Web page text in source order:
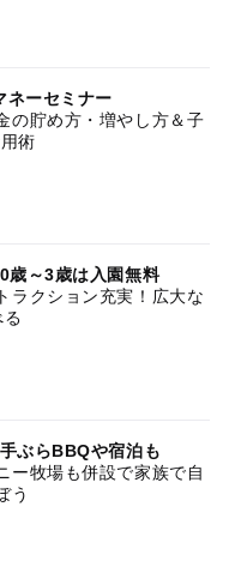
ネーセミナー
の貯め方・増やし方＆子
術
歳～3歳は入園無料
ラクション充実！広大な
る
ぶらBBQや宿泊も
ー牧場も併設で家族で自
う